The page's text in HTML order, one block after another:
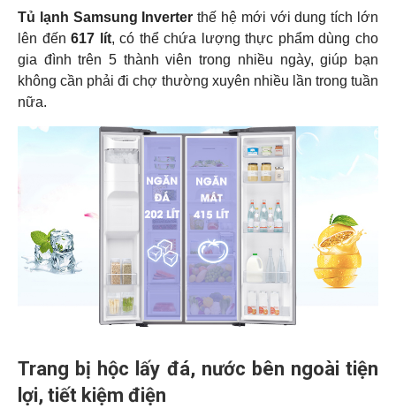
Tủ lạnh Samsung Inverter thế hệ mới với dung tích lớn
lên đến617 lít, có thể chứa lượng thực phẩm dùng cho
gia đình trên 5 thành viên trong nhiều ngày, giúp bạn
không cần phải đi chợ thường xuyên nhiều lần trong tuần
nữa.
Trang bị hộc lấy đá, nước bên ngoài tiện
lợi, tiết kiệm điện